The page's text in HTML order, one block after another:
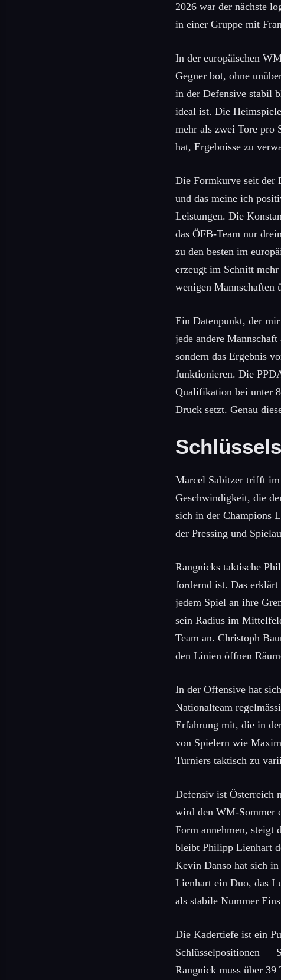
2026 war der nächste
in einer Gruppe mit
In der europäischen
Gegner bot, ohne
in der Defensive stabil
ideal ist. Die
mehr als zwei Tore pro
hat, Ergebnisse zu
Die Formkurve seit der
und das meine ich
Leistungen. Die
das ÖFB-Team nur
zu den besten im
erzeugt im Schnitt
wenigen Mannschaften
Ein Datenpunkt, der
jede andere
sondern das Ergebnis
funktionieren. Die
Qualifikation bei unter
Druck setzt. Genau
Marcel Sabitzer trifft
Geschwindigkeit, die
sich in der Champions
der Pressing und
Rangnicks taktische
fordernd ist. Das
jedem Spiel an ihre
sein Radius im
Team an. Christoph
den Linien öffnen
In der Offensive hat
Nationalteam
Erfahrung mit, die in
von Spielern wie
Turniers taktisch zu
Defensiv ist Österreich
wird den WM-Sommer
Form annehmen, steigt
bleibt Philipp Lienhart
Kevin Danso hat sich
Lienhart ein Duo, das
als stabile Nummer
Die Kadertiefe ist ein
Schlüsselpositionen —
Rangnick muss über 39